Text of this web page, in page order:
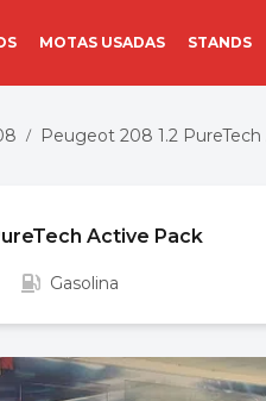
MOTAS USADAS STANDS
/ Peugeot 208 1.2
Active Pack
Gasolina